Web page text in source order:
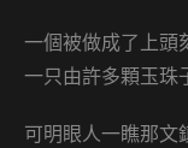
一個被做成了上頭
一只由許多顆玉珠
可明眼人一瞧那文